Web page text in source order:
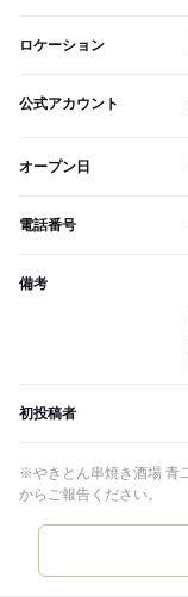
ロケーション
公式アカウント
オープン日
電話番号
備考
初投稿者
※やきとん串焼き酒場 青
からご報告ください。